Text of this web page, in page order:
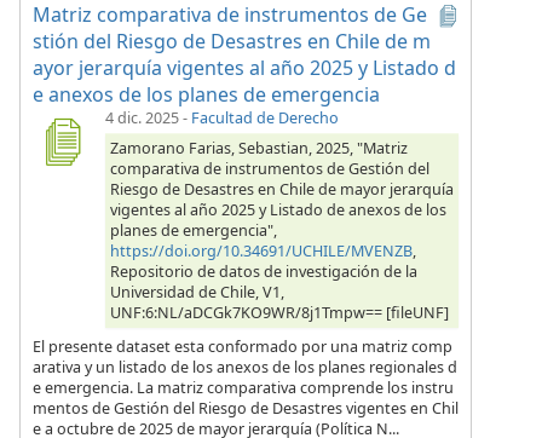
Matriz comparativa de instrumentos de Ge
stión del Riesgo de Desastres en Chile de m
ayor jerarquía vigentes al año 2025 y Listado d
e anexos de los planes de emergencia
4 dic. 2025- Facultad de Derecho
Zamorano Farias, Sebastian, 2025, "Matriz
comparativa de instrumentos de Gestión del
Riesgo de Desastres en Chile de mayor jerarquía
vigentes al año 2025 y Listado de anexos de los
planes de emergencia",
https://doi.org/10.34691/UCHILE/MVENZB,
Repositorio de datos de investigación de la
Universidad de Chile, V1,
UNF:6:NL/aDCGk7KO9WR/8j1Tmpw== [fileUNF]
El presente dataset esta conformado por una matriz comp
arativa y un listado de los anexos de los planes regionales d
e emergencia. La matriz comparativa comprende los instru
mentos de Gestión del Riesgo de Desastres vigentes en Chil
e a octubre de 2025 de mayor jerarquía (Política N...